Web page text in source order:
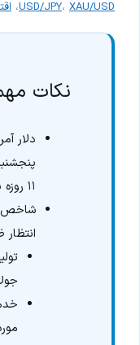
USD/JPY، XAU/USD ،
نکات
۱۱ روزه یعنی